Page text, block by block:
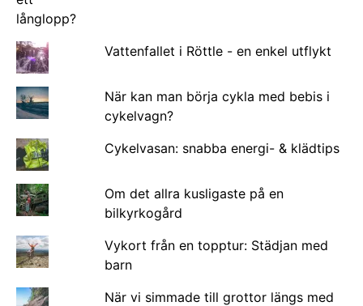
Vattenfallet i Röttle - en enkel utflykt
När kan man börja cykla med bebis i
cykelvagn?
Cykelvasan: snabba energi- & klädtips
Om det allra kusligaste på en
bilkyrkogård
Vykort från en topptur: Städjan med
barn
När vi simmade till grottor längs med